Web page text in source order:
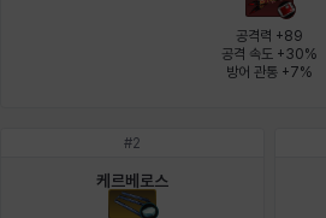
이안
공격력 +89
공격 속도 +30%
방어 관통 +7%
#2
케르베로스